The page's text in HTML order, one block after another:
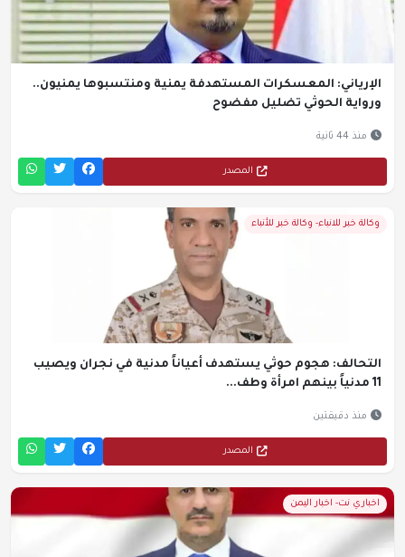
الإرياني: المعسكرات المستهدفة يمنية ومنتسبوها يمنيون..
ورواية الحوثي تضليل مفضوح
منذ 44 ثانية
المصدر
وكالة خبر للانباء- وكالة خبر للأنباء
التحالف: هجوم حوثي يستهدف أعياناً مدنية في نجران ويصيب
11 مدنياً بينهم امرأة وطف...
منذ دقيقتين
المصدر
اخباري نت- اخبار اليمن